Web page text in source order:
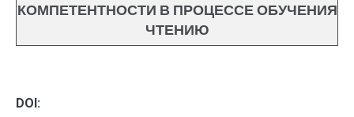
КОМПЕТЕНТНОСТИ В ПРОЦЕССЕ ОБУЧЕНИЯ
ЧТЕНИЮ
DOI: